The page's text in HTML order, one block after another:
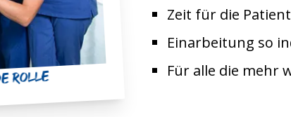
Rolle
Zeit für die
Einarbeitung so
Für alle die mehr